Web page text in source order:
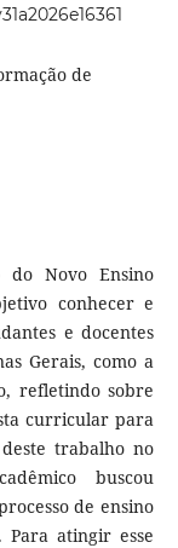
de
do Novo Ensino
conhecer e
e docentes
Gerais, como a
refletindo sobre
curricular para
trabalho no
buscou
de ensino
Para atingir esse